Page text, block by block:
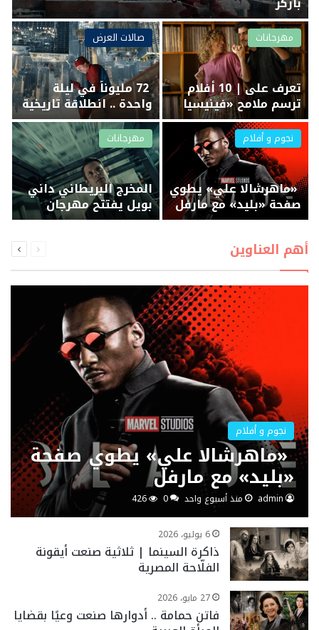
مهرجانات
تعرف على | 10 أفلام
ترسم ملامح «فينيسيا
السينمائي 2026»
صالات العرض
72 مليوناً في ليلة
واحدة .. انطلاقة تاريخية
لـ«سبايدر مان»
نجوم و أفلام
«ماهرشالا علي» يطوي
صفحة «بليد» مع مارفل
مهرجانات
المخرج البريطاني داني
بويل يفتتح مهرجان
فينيسيا السينمائي
أهم العناوين الصفحةالصفحة
نجوم و أفلام
«ماهرشالا علي» يطوي صفحة
«بليد» مع مارفل
admin منذ أسبوع واحد 0
426
6 يوليو، 2026
ذاكرة السينما | ثلاثية صنعت أيقونة
الفلّاحة المصرية
27 مايو، 2026
فاتن حمامة .. أدوارها صنعت وعيًا بقضايا